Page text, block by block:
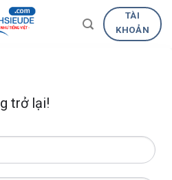
TÀI
KHOẢN
trở lại!